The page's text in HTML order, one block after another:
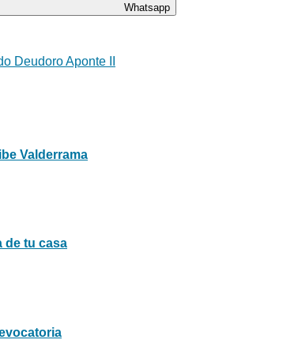
Whatsapp
Deudoro Aponte II
Valderrama
de tu casa